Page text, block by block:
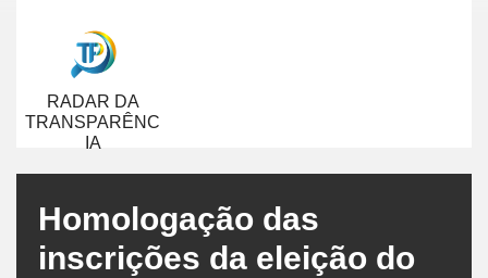
RADAR DA
TRANSPARÊNC
IA
Homologação das
inscrições da eleição do